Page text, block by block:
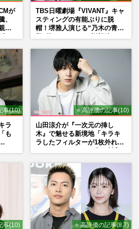
が
、
に
TBS日曜劇場『VIVANT』キャ
スティングの有能ぶりに脱
帽！堺雅人演じる“乃木の青年
マン長男・櫻井海音だった
事(10)
ラ
も
⭐ 高評価の記事(10)
山田涼介が『一次元の挿し
木』で魅せる新境地「キラキ
ラしたフィルターが1枚外れて
事(10) ⭐ 高評価の記事(8.7)